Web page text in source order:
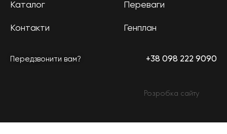
Каталог
Контакти
Переваги
Генплан
+38 098 222 9090
Передзвонити вам?
Розробка сайту